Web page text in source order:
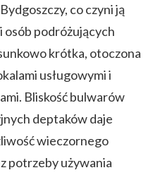
co czyni ją
podróżujących
krótka, otoczona
usługowymi i
Bliskość bulwarów
deptaków daje
wieczornego
potrzeby używania